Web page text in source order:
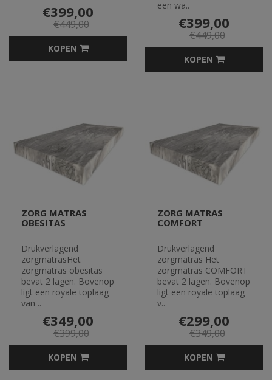
€399,00
€449,00
KOPEN
een wa..
€399,00
€449,00
KOPEN
ZORG MATRAS
OBESITAS
Drukverlagend
zorgmatrasHet
zorgmatras obesitas
bevat 2 lagen. Bovenop
ligt een royale toplaag
van ..
€349,00
€399,00
KOPEN
ZORG MATRAS
COMFORT
Drukverlagend
zorgmatras Het
zorgmatras COMFORT
bevat 2 lagen. Bovenop
ligt een royale toplaag
v..
€299,00
€349,00
KOPEN